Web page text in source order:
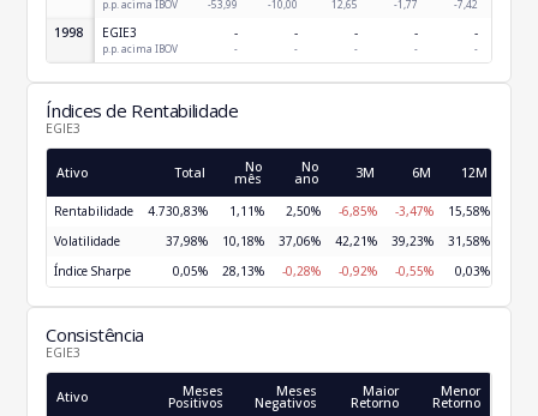
p.p. acima IBOV -53,99 -10,00 12,65 -1,77 -7,42
1998 EGIE3
p.p. acima IBOV
-
-
-
-
-
-
-
-
-
-
Índices de Rentabilidade
EGIE3
Ativo Total No
mês
No
ano 3M 6M 12M
Rentabilidade 4.730,83% 1,11% 2,50% -6,85% -3,47% 15,58%
Volatilidade
37,98% 10,18% 37,06% 42,21% 39,23% 31,58%
Índice Sharpe
0,05% 28,13% -0,28% -0,92% -0,55% 0,03%
Consistência
EGIE3
Ativo Meses
Positivos
Meses
Negativos
Maior
Retorno
Menor
Retorno